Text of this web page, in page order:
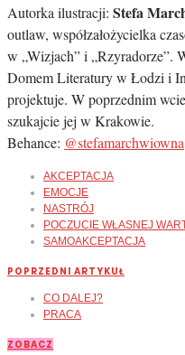
Autorka ilustracji: Stefa
outlaw, współzałożycielka
w „Wizjach” i „Rzyradorze”.
Domem Literatury w Łodzi i
projektuje. W poprzednim
szukajcie jej w Krakowie.
Behance: @stefamarchwiowna
AKCEPTACJA
EMOCJE
NASTRÓJ
POCZUCIE WŁASNEJ
SAMOAKCEPTACJA
POPRZEDNI ARTYKUŁ
CO DALEJ?
PRACA
ZOBACZ